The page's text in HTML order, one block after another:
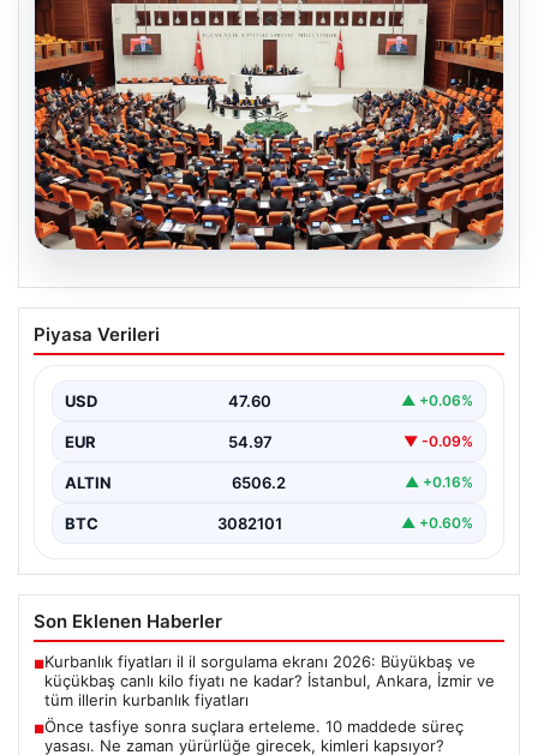
Önce tasfiye sonra suçlara erteleme. 10
maddede süreç yasası. Ne zaman
Piyasa Verileri
USD 47.60 ▲ +0.06%
EUR 54.97 ▼ -0.09%
ALTIN 6506.2 ▲ +0.16%
BTC 3082101 ▲ +0.60%
Son Eklenen Haberler
■Kurbanlık fiyatları il il sorgulama ekranı 2026: Büyükbaş ve
küçükbaş canlı kilo fiyatı ne kadar? İstanbul, Ankara, İzmir ve
tüm illerin kurbanlık fiyatları
■Önce tasfiye sonra suçlara erteleme. 10 maddede süreç
yasası. Ne zaman yürürlüğe girecek, kimleri kapsıyor?